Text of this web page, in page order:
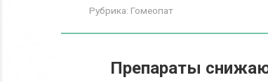
Рубрика: Гомеопат
Препараты